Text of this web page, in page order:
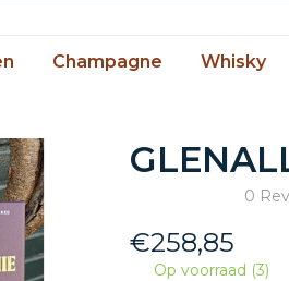
Champagne Whisky
0
€258,85
Op voorraad (3)